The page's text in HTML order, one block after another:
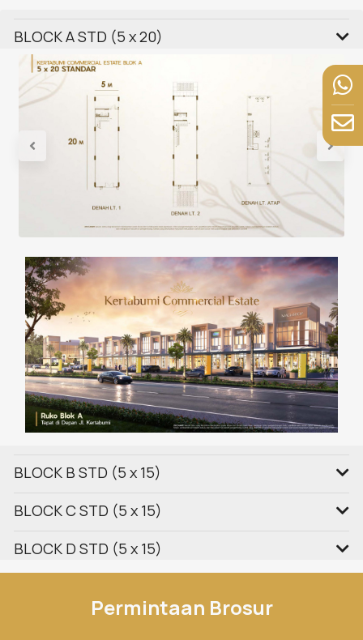
BLOCK A STD (5 x 20)
BLOCK B STD (5 x 15)
BLOCK C STD (5 x 15)
BLOCK D STD (5 x 15)
Permintaan Brosur